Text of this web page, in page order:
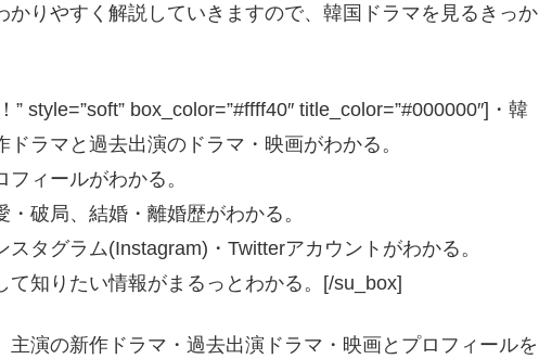
かりやすく解説していきますので、韓国ドラマを見るきっか
style=”soft” box_color=”#ffff40″ title_color=”#000000″] ・韓
ラマと過去出演のドラマ・映画がわかる。
ィールがわかる。
破局、結婚・離婚歴がわかる。
タグラム(Instagram)・Twitterアカウントがわかる。
知りたい情報がまるっとわかる。 [/su_box]
演の新作ドラマ・過去出演ドラマ・映画とプロフィールを